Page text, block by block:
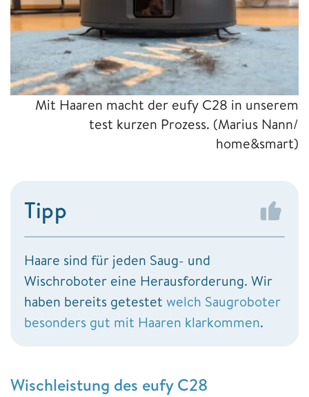
Mit Haaren macht der eufy C28 in unserem
test kurzen Prozess. (Marius Nann/
home&smart)
Tipp
Haare sind für jeden Saug- und
Wischroboter eine Herausforderung. Wir
haben bereits getestet welch Saugroboter
besonders gut mit Haaren klarkommen.
Wischleistung des eufy C28